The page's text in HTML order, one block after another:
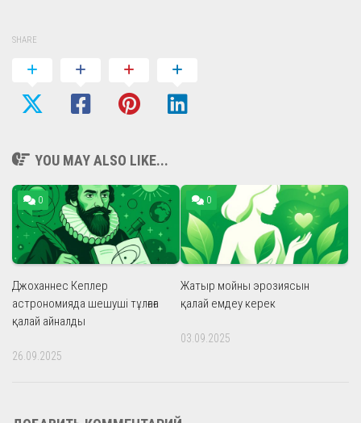
SHARE
YOU MAY ALSO LIKE...
0
Джоханнес Кеплер
астрономияда шешуші тұлғаға
қалай айналды
26.09.2025
0
Жатыр мойны эрозиясын
қалай емдеу керек
03.09.2025